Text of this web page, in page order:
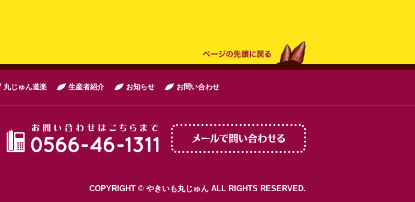
丸じゅん道楽 生産者紹介 お知らせ お問い合わせ
COPYRIGHT © やきいも丸じゅん ALL RIGHTS RESERVED.